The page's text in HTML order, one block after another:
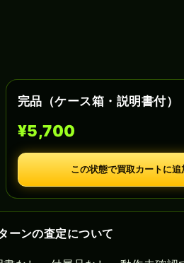
完品（ケース箱・説明書付）
¥5,700
この状態で買取カートに追
ーンの査定について